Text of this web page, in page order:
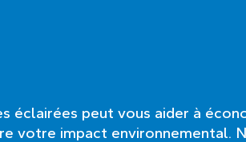
éclairées peut vous aider à
votre impact environnemental.